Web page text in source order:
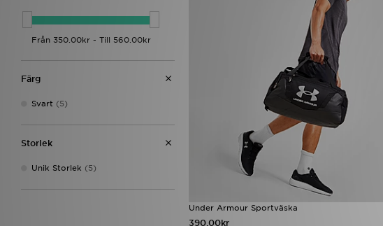
Färg
Svart (5)
Storlek
Unik Storlek (5)
Under Armour Sportväska
390.00kr